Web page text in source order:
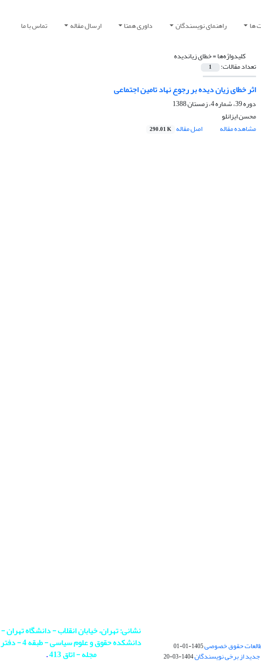
ها راهنمای نویسندگان داوری همتا ارسال مقاله تماس با ما
کلیدواژه‌ها =خطای زیاندیده
تعداد مقالات: 1
اثر خطای زیان دیده بر رجوع نهاد تامین اجتماعی
دوره 39، شماره 4، زمستان 1388
محسن ایزانلو
مشاهده مقاله
اصل مقاله 290.01 K
حقوق خصوصی1405-01-01
از برخی نویسندگان1404-03-20
نشانی: تهران، خیابان انقلاب - دانشگاه تهران -
دانشکده حقوق و علوم سیاسی - طبقه 4 - دفتر
مجله - اتاق 413
.